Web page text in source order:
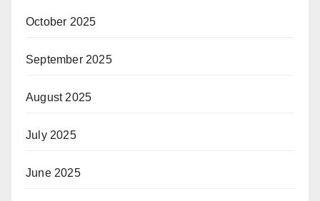
October 2025
September 2025
August 2025
July 2025
June 2025